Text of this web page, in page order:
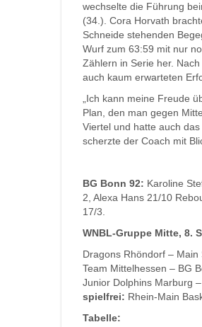
wechselte die Führung
(34.). Cora Horvath
Schneide stehenden
Wurf zum 63:59 mit nur
Zählern in Serie her.
auch kaum erwarteten
„Ich kann meine Freude
Plan, den man gegen
Viertel und hatte auch
scherzte der Coach mit
BG Bonn 92: Karoline
2, Alexa Hans 21/10
17/3.
WNBL-Gruppe Mitte, 8.
Dragons Rhöndorf –
Team Mittelhessen – BG
Junior Dolphins Marburg
spielfrei: Rhein-Main
Tabelle: